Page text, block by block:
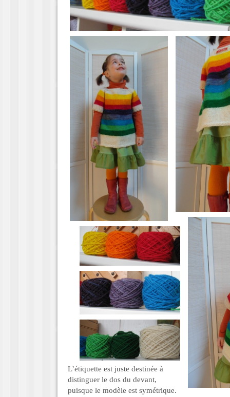
L’étiquette est juste destinée à
distinguer le dos du devant,
puisque le modèle est symétrique.